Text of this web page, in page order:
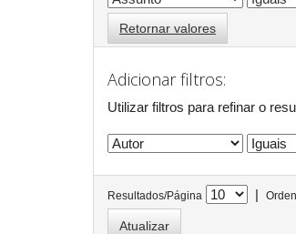
Retornar valores
Adicionar filtros:
Utilizar filtros para refinar o
Resultados/Página |